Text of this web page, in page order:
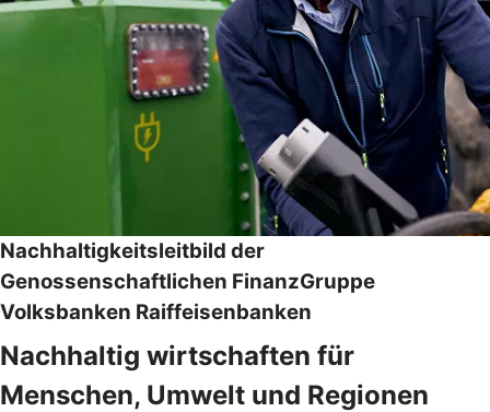
Nachhaltigkeitsleitbild der
Genossenschaftlichen FinanzGruppe
Volksbanken Raiffeisenbanken
Nachhaltig wirtschaften für
Menschen, Umwelt und Regionen